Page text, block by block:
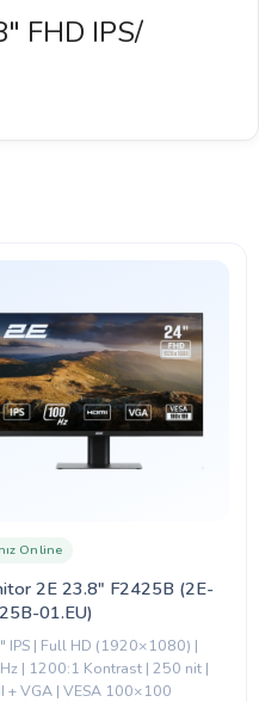
FHD IPS/
2E 23.8″ F2425B (2E-
01.EU)
Online
IPS | Full HD (1920×1080) |
| 1200:1 Kontrast | 250 nit |
+ VGA | VESA 100×100